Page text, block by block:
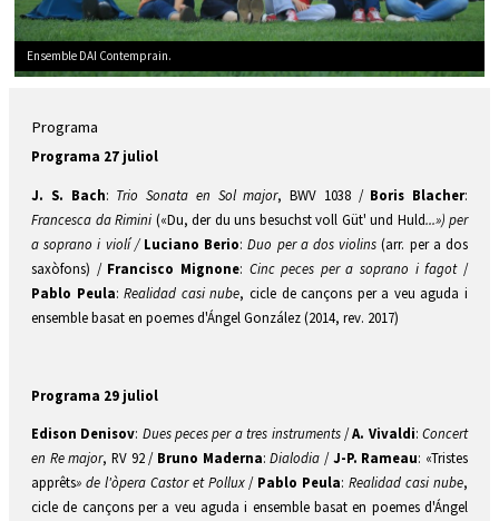
Ensemble DAI Contemprain.
Programa
Programa 27 juliol
J. S. Bach: Trio Sonata en Sol major, BWV 1038 / Boris Blacher:
Francesca da Rimini («Du, der du uns besuchst voll Güt' und Huld...») per
a soprano i violí /Luciano Berio:Duo per a dos violins(arr. per a dos
saxòfons) / Francisco Mignone: Cinc peces per a soprano i fagot/
Pablo Peula:Realidad casi nube, cicle de cançons per a veu aguda i
ensemble basat en poemes d'Ángel González (2014, rev. 2017)
Programa 29 juliol
Edison Denisov: Dues peces per a tres instruments/A. Vivaldi:Concert
en Re major, RV 92 / Bruno Maderna:Dialodia/J-P. Rameau: «Tristes
apprêts» de l'òpera Castor et Pollux/Pablo Peula: Realidad casi nube,
cicle de cançons per a veu aguda i ensemble basat en poemes d'Ángel